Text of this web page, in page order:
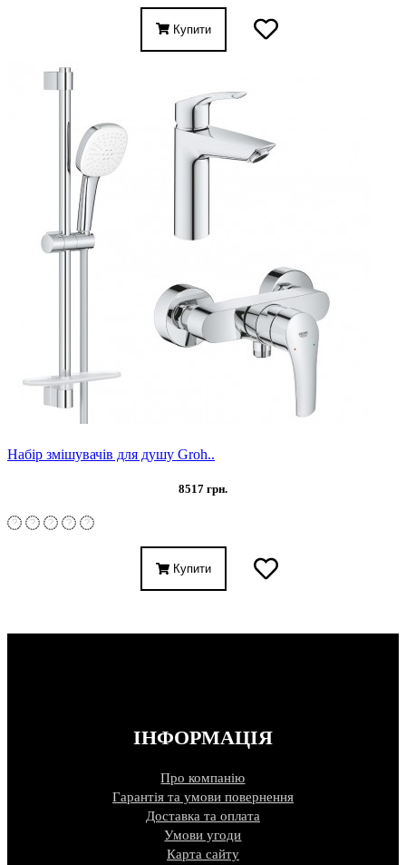
Купити
Набір змішувачів для душу Groh..
8517 грн.
Купити
ІНФОРМАЦІЯ
Про компанію
Гарантія та умови повернення
Доставка та оплата
Умови угоди
Карта сайту